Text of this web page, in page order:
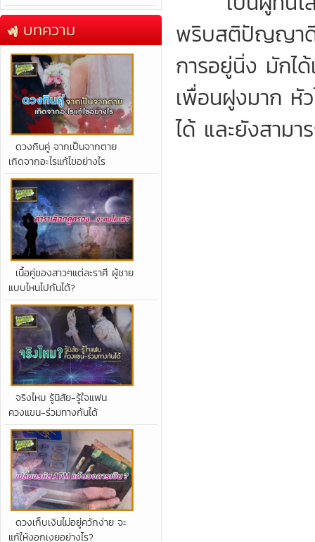
บทความ
​ดวงกินคู่ จากเป็นจากตาย
เกิดจากอะไรแก้ไขอย่างไร
เนื้อคู่ของสาวๆแต่ละราศี ผู้ชาย
แบบไหนไปกันได้?
จริงไหม รู้นิสัย-รู้ใจแฟน
ควงแขน-ร่วมทางกันได้
ดวงเก็บเงินไม่อยู่ควักง่าย จะ
แก้ให้งอกเงยอย่างไร?
พริบสติปัญญาดี
การอยู่นิ่ง มักไ
เพื่อนฝูงมาก หั
ได้ และยังสามา